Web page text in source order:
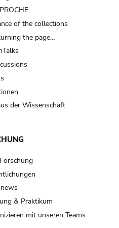
of the collections
the page…
der Wissenschaft
& Praktikum
mit unseren Teams